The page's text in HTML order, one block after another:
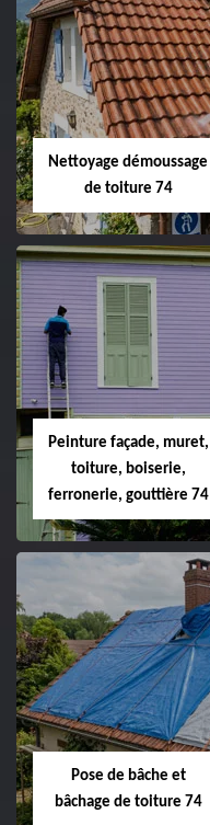
Nettoyage démoussage
de toiture 74
Peinture façade, muret,
toiture, boiserie,
ferronerie, gouttière 74
Pose de bâche et
bâchage de toiture 74